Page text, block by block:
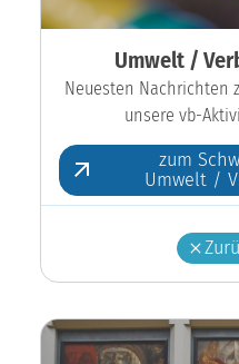
Umwelt /
Neuesten Nachrichten
unsere vb-
zum
Umwelt /